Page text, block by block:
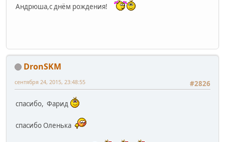
Андрюша,с днём рождения!
DronSKM
#2826
сентября 24, 2015, 23:48:55
спасибо, Фарид
спасибо Оленька